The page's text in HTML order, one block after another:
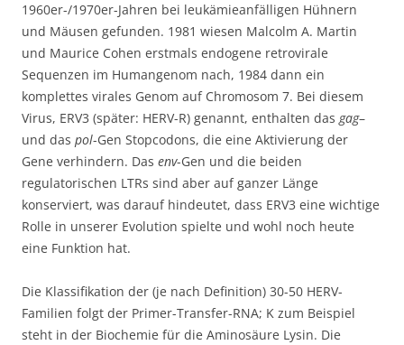
1960er-/1970er-Jahren bei leukämieanfälligen Hühnern
und Mäusen gefunden. 1981 wiesen Malcolm A. Martin
und Maurice Cohen erstmals endogene retrovirale
Sequenzen im Humangenom nach, 1984 dann ein
komplettes virales Genom auf Chromosom 7. Bei diesem
Virus, ERV3 (später: HERV-R) genannt, enthalten das gag–
und das pol-Gen Stopcodons, die eine Aktivierung der
Gene verhindern. Das env-Gen und die beiden
regulatorischen LTRs sind aber auf ganzer Länge
konserviert, was darauf hindeutet, dass ERV3 eine wichtige
Rolle in unserer Evolution spielte und wohl noch heute
eine Funktion hat.
Die Klassifikation der (je nach Definition) 30-50 HERV-
Familien folgt der Primer-Transfer-RNA; K zum Beispiel
steht in der Biochemie für die Aminosäure Lysin. Die